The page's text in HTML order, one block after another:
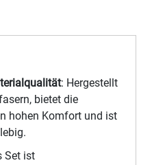
: Hergestellt
bietet die
hohen Komfort und ist
Set ist